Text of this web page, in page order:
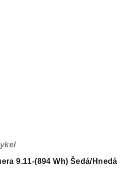
9.11-(894 Wh) Šedá/Hnedá